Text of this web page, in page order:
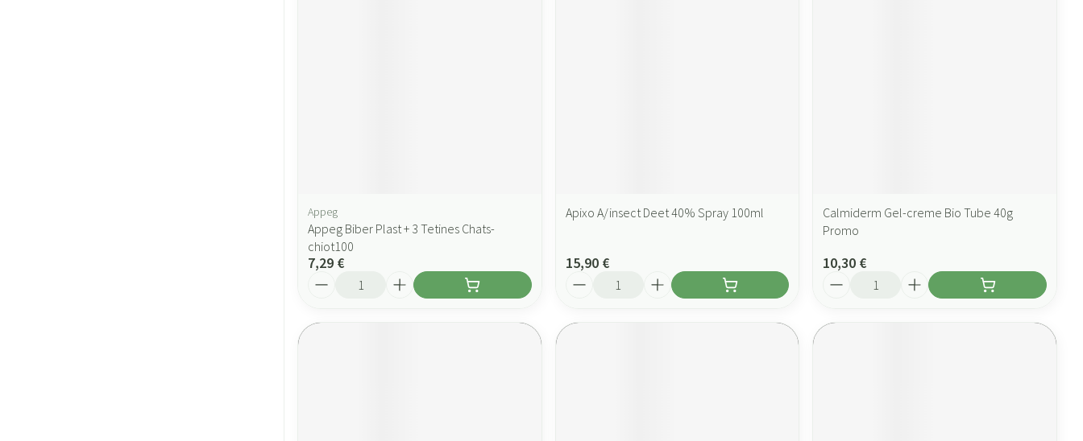
Appeg
Appeg Biber Plast + 3 Tetines Chats-
chiot100
7,29 €
Apixo A/insect Deet 40% Spray 100ml
15,90 €
Calmiderm Gel-creme Bio Tube 40g
Promo
10,30 €